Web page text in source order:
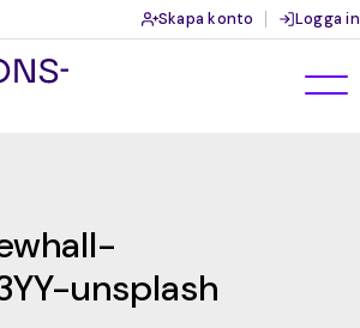
Skapa konto Logga in
unsplash